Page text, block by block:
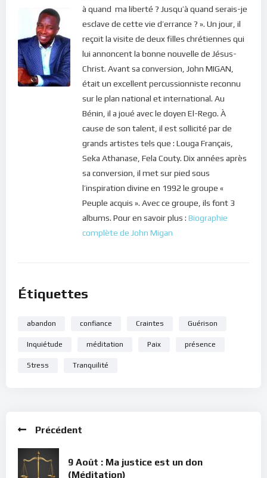
à quand ma liberté ? Jusqu’à quand serais-je
esclave de cette vie d’errance ? ». Un jour, il
reçoit la visite de deux filles chrétiennes qui
lui annoncent la bonne nouvelle de Jésus-
Christ. Avant sa conversion, John MIGAN,
était un excellent percussionniste reconnu
sur le plan national et international. Au
Bénin, il a joué avec le doyen El-Rego. À
cause de son talent, il est sollicité par de
grands artistes tels que : Louga Français,
Seka Athanase, Fela Couty. Dix années après
sa conversion, il met sur pied sous
l’inspiration divine en 1992 le groupe «
Peuple acquis ». Avec ce groupe, ils font 3
albums. Pour en savoir plus : Biographie
complète de John Migan
Étiquettes
abandon confiance Craintes Guérison
Inquiétude méditation Paix présence
Stress Tranquilité
Précédent
9 Août : Ma justice est un don
(Méditation)